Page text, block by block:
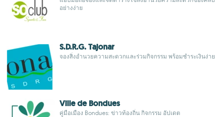
อย่างง่าย
S.D.R.G. Tajonar
จองสิ่งอำนวยความสะดวกและร่วมกิจกรรม พร้อมชำระเงินง่าย
Ville de Bondues
คู่มือเมือง Bondues: ข่าวท้องถิ่น กิจกรรม อัปเดต